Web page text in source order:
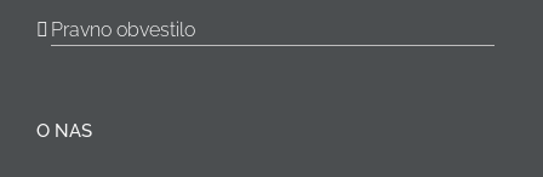
Pravno obvestilo
O NAS